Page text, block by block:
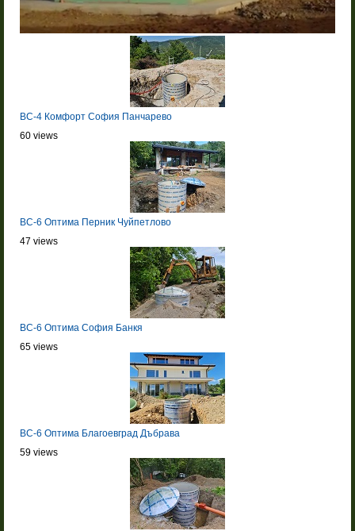
BC-4 Комфорт София Панчарево
60 views
BC-6 Оптима Перник Чуйпетлово
47 views
BC-6 Оптима София Банкя
65 views
BC-6 Оптима Благоевград Дъбрава
59 views